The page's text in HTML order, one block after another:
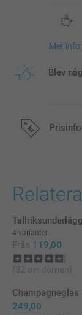
Mer
Blev
4 varianter
Från 119,00
(82 omdömen)
Champagneglas
249,00